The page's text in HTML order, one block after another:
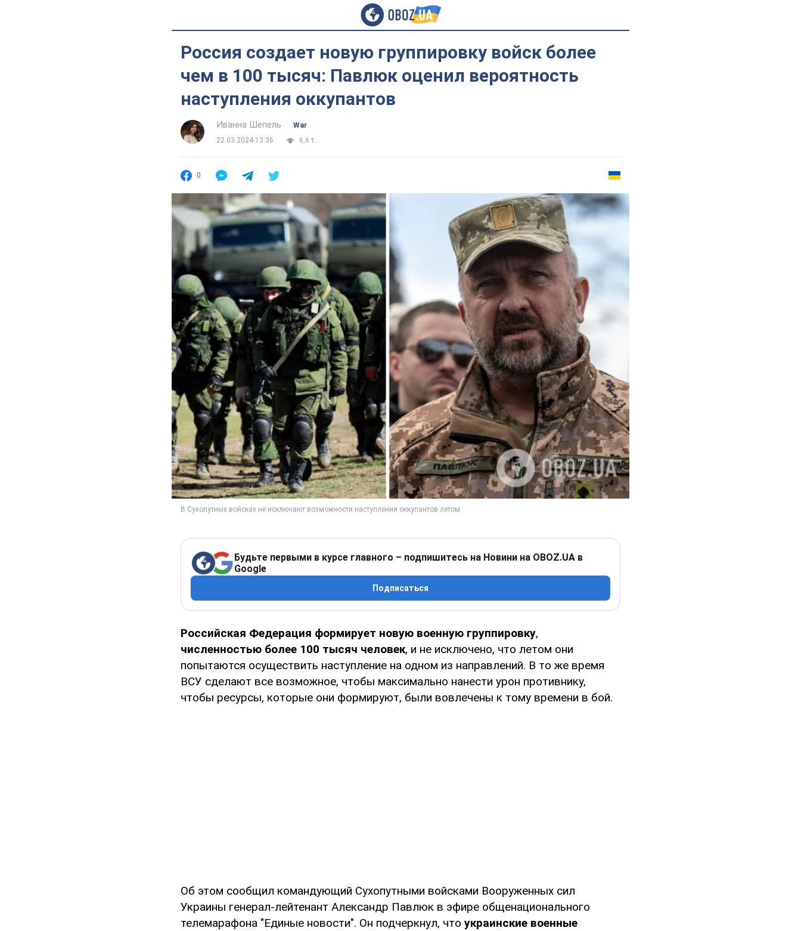
Россия создает новую группировку войск более
чем в 100 тысяч: Павлюк оценил вероятность
наступления оккупантов
Иванна Шепель
War
22.03.2024 13:36
6,6 т.
0
Будьте первыми в курсе главного – подпишитесь на Новини на OBOZ.UA в
Google
Подписаться
Российская Федерация формирует новую военную группировку,
численностью более 100 тысяч человек, и не исключено, что летом они
попытаются осуществить наступление на одном из направлений. В то же время
ВСУ сделают все возможное, чтобы максимально нанести урон противнику,
чтобы ресурсы, которые они формируют, были вовлечены к тому времени в бой.
Об этом сообщил командующий Сухопутными войсками Вооруженных сил
Украины генерал-лейтенант Александр Павлюк в эфире общенационального
телемарафона "Единые новости". Он подчеркнул, что украинские военные